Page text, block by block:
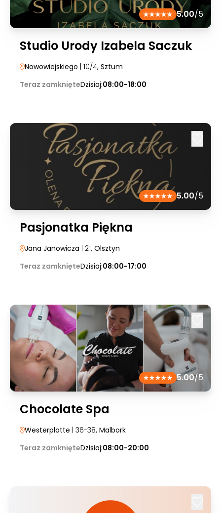
5.00/5
Studio Urody Izabela Saczuk
Nowowiejskiego | 10/4, Sztum
Teraz zamknięteDzisiaj:08:00-18:00
5.00/5
Pasjonatka Piękna
Jana Janowicza | 21, Olsztyn
Teraz zamknięteDzisiaj:08:00-17:00
5.00/5
Chocolate Spa
Westerplatte | 36-38, Malbork
Teraz zamknięteDzisiaj:08:00-20:00